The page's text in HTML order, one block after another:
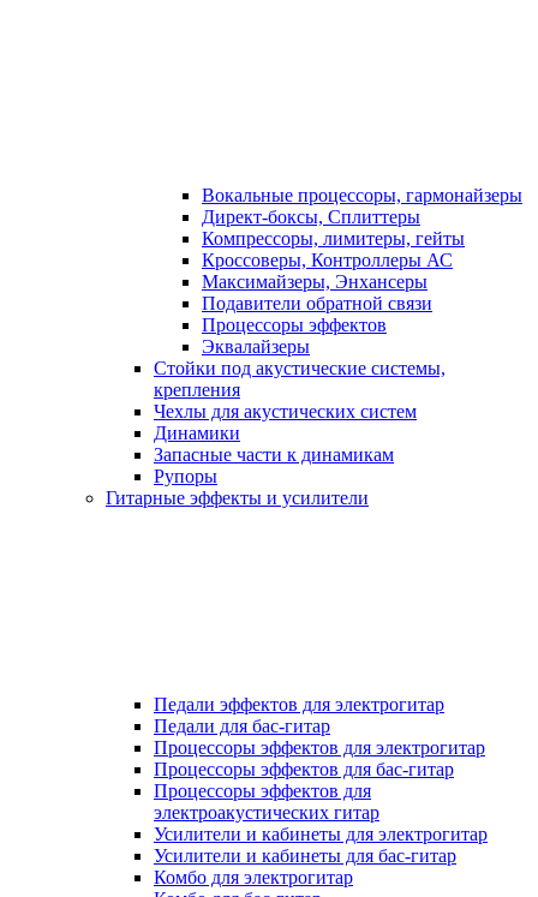
Вокальные процессоры, гармонайзеры
Директ-боксы, Сплиттеры
Компрессоры, лимитеры, гейты
Кроссоверы, Контроллеры АС
Максимайзеры, Энхансеры
Подавители обратной связи
Процессоры эффектов
Эквалайзеры
Стойки под акустические системы,
крепления
Чехлы для акустических систем
Динамики
Запасные части к динамикам
Рупоры
Гитарные эффекты и усилители
Педали эффектов для электрогитар
Педали для бас-гитар
Процессоры эффектов для электрогитар
Процессоры эффектов для бас-гитар
Процессоры эффектов для
электроакустических гитар
Усилители и кабинеты для электрогитар
Усилители и кабинеты для бас-гитар
Комбо для электрогитар